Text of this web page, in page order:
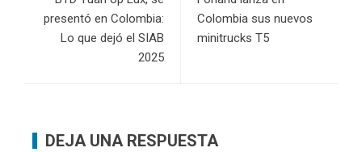
presentó en Colombia:
Lo que dejó el SIAB
2025
Colombia sus nuevos
minitrucks T5
DEJA UNA RESPUESTA